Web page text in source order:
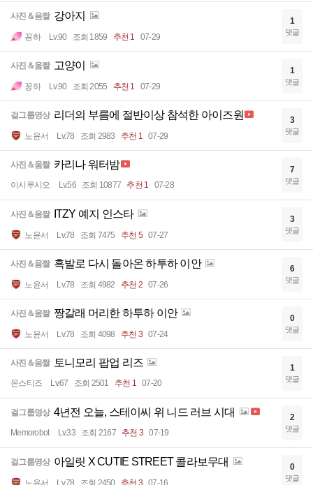
사진＆움짤 강아지
꽁하 Lv.90 조회 1859 추천 1 07-29
1
댓글
사진＆움짤 고양이
꽁하 Lv.90 조회 2055 추천 1 07-29
1
댓글
걸그룹영상 리더의 부름에 절반이상 참석한 아이즈원
노윤서 Lv.78 조회 2983 추천 1 07-29
3
댓글
사진＆움짤 카리나 워터밤
이시루시오 Lv.56 조회 10877 추천 1 07-28
7
댓글
사진＆움짤 ITZY 예지 인스타
노윤서 Lv.78 조회 7475 추천 5 07-27
3
댓글
사진＆움짤 흑발로 다시 돌아온 하투하 이안
노윤서 Lv.78 조회 4982 추천 2 07-26
6
댓글
사진＆움짤 짱갈래 머리한 하투하 이안
노윤서 Lv.78 조회 4098 추천 3 07-24
0
댓글
사진＆움짤 토니모리 팝업 리즈
몬스티즈 Lv.67 조회 2501 추천 1 07-20
1
댓글
걸그룹영상 4년전 오늘, 스테이씨 위 니드 러브 시대
Memorobot Lv.33 조회 2167 추천 3 07-19
2
댓글
걸그룹영상 아일릿 X CUTIE STREET 콜라보무대
노윤서 Lv.78 조회 2450 추천 3 07-16
0
댓글